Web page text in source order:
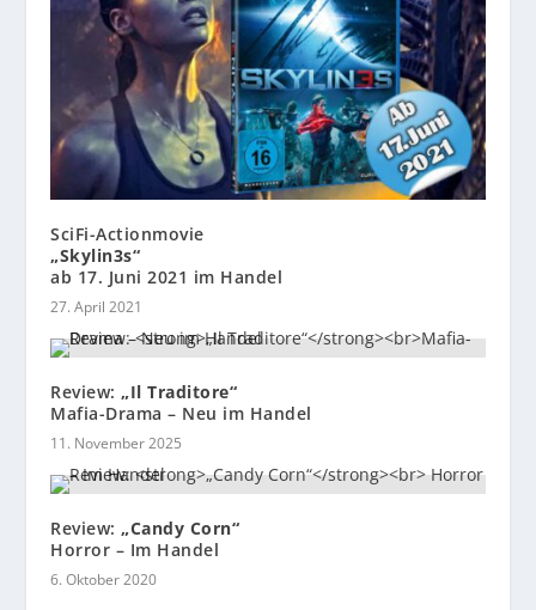
SciFi-Actionmovie
„Skylin3s“
ab 17. Juni 2021 im Handel
27. April 2021
Review:„Il Traditore“
Mafia-Drama – Neu im Handel
11. November 2025
Review:„Candy Corn“
Horror – Im Handel
6. Oktober 2020